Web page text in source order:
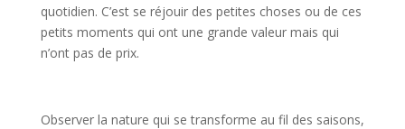
quotidien. C’est se réjouir des petites choses ou de ces
petits moments qui ont une grande valeur mais qui
n’ont pas de prix.
Observer la nature qui se transforme au fil des saisons,